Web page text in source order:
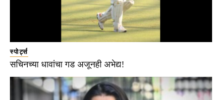
स्पोर्ट्स
सचिनच्या धावांचा गड अजूनही अभेद्य!